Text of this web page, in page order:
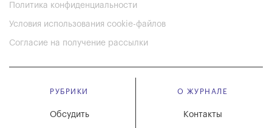
Политика конфиденциальности
Условия использования cookie-файлов
Согласие на получение рассылки
РУБРИКИ
Обсудить
О ЖУРНАЛЕ
Контакты